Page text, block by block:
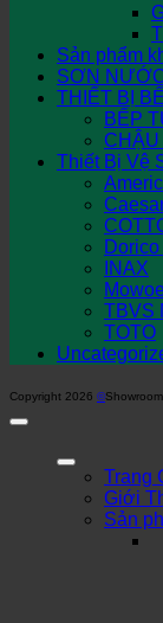
Sản phẩm
SƠN
THIẾT BỊ
BẾP
Thiết Bị Vệ
INAX
TBVS
TOTO
Copyright 2026 ©
Trang
Giới
Sản